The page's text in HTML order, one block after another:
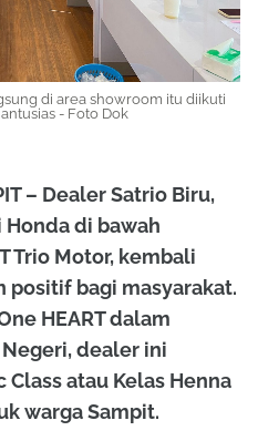
di area showroom itu diikuti
- Foto Dok
– Dealer Satrio Biru,
di bawah
Trio Motor, kembali
positif bagi masyarakat.
HEART dalam
dealer ini
atau Kelas Henna
warga Sampit.